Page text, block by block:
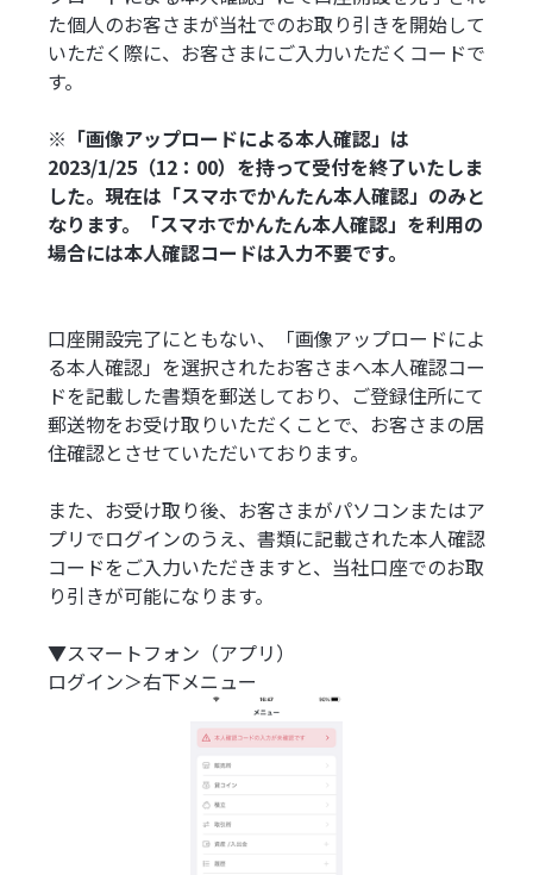
た個人のお客さまが当社でのお取り引きを開始して
いただく際に、お客さまにご入力いただくコードで
す。
※「画像アップロードによる本人確認」は
2023/1/25（12：00）を持って受付を終了いたしま
した。現在は「スマホでかんたん本人確認」のみと
なります。「スマホでかんたん本人確認」を利用の
場合には本人確認コードは入力不要です。
口座開設完了にともない、「画像アップロードによ
る本人確認」を選択されたお客さまへ本人確認コー
ドを記載した書類を郵送しており、ご登録住所にて
郵送物をお受け取りいただくことで、お客さまの居
住確認とさせていただいております。
また、お受け取り後、お客さまがパソコンまたはア
プリでログインのうえ、書類に記載された本人確認
コードをご入力いただきますと、当社口座でのお取
り引きが可能になります。
▼スマートフォン（アプリ）
ログイン＞右下メニュー